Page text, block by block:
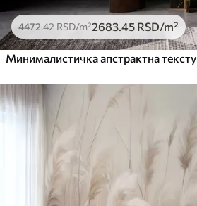
4472.42RSD/m²2683 .45 RSD/m²